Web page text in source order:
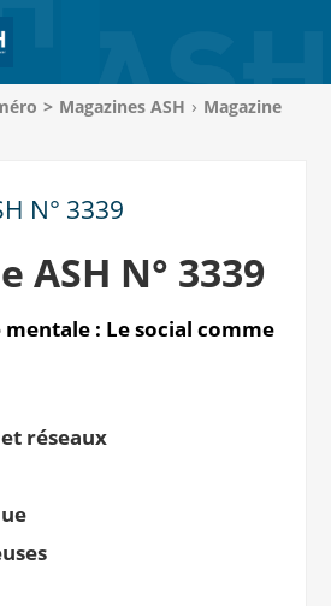
> Magazines ASH
Magazine
N° 3339
ASH N° 3339
mentale : Le social comme
réseaux